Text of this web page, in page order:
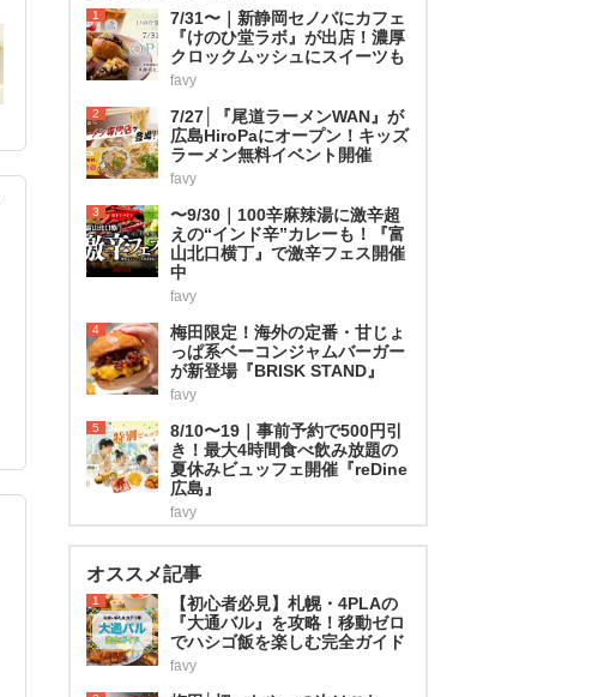
1
7/31〜｜新静岡セノバにカフェ
『けのひ堂ラボ』が出店！濃厚
クロックムッシュにスイーツも
favy
2
7/27│『尾道ラーメンWAN』が
広島HiroPaにオープン！キッズ
ラーメン無料イベント開催
favy
3
〜9/30｜100辛麻辣湯に激辛超
えの“インド辛”カレーも！『富
山北口横丁』で激辛フェス開催
中
favy
4
梅田限定！海外の定番・甘じょ
っぱ系ベーコンジャムバーガー
が新登場『BRISK STAND』
favy
5
8/10〜19｜事前予約で500円引
き！最大4時間食べ飲み放題の
夏休みビュッフェ開催『reDine
広島』
favy
オススメ記事
1
【初心者必見】札幌・4PLAの
『大通バル』を攻略！移動ゼロ
でハシゴ飯を楽しむ完全ガイド
favy